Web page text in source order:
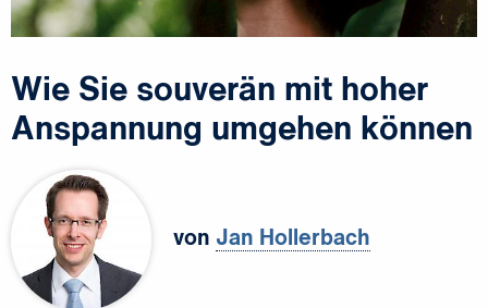
Wie Sie souverän mit hoher
Anspannung umgehen können
von Jan Hollerbach